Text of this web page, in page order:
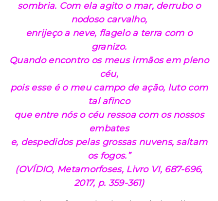
sombria. Com ela agito o mar, derrubo o
nodoso carvalho,
enrijeço a neve, flagelo a terra com o
granizo.
Quando encontro os meus irmãos em pleno
céu,
pois esse é o meu campo de ação, luto com
tal afinco
que entre nós o céu ressoa com os nossos
embates
e, despedidos pelas grossas nuvens, saltam
os fogos.”
(OVÍDIO, Metamorfoses, Livro VI, 687-696,
2017, p. 359-361)